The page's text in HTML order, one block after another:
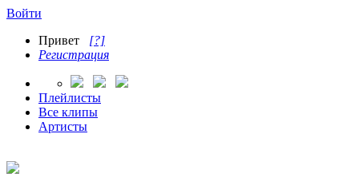
Войти
Привет [?]
Регистрация
Плейлисты
Все клипы
Артисты